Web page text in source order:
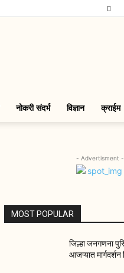
नोकरी संदर्भ विज्ञान क्राईम
- Advertisment -
MOST POPULAR
जिल्हा जनगणना
आजऱ्यात मार्गदर्शन